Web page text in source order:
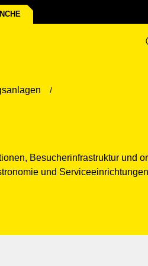
Besucherinfrastruktur und
und